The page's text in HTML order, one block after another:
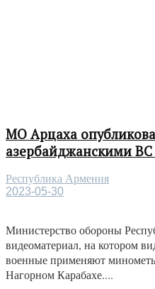
МО Арцаха
азербайджанскими
Республика Армения
2023-05-30
Министерство обороны
видеоматериал, на котором
военные применяют
Нагорном Карабахе....